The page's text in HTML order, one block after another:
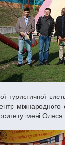
міжнародного
імені